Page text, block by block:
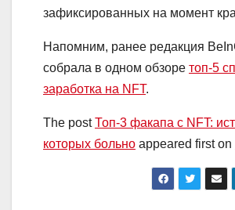
зафиксированных на момент
Напомним, ранее редакция
собрала в одном обзоре топ-5
заработка на NFT.
The postТоп-3 факапа с NFT:
которых больно appeared first on